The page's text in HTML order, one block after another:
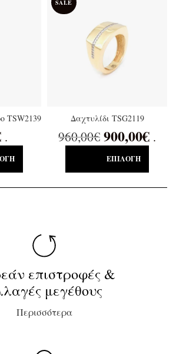
TSW2139
.
SALE
Δαχτυλίδι TSG2119
960,00€ 900,00€ .
ΕΠΙΛΟΓΉ
επιστροφές &
μεγέθους
Περισσότερα